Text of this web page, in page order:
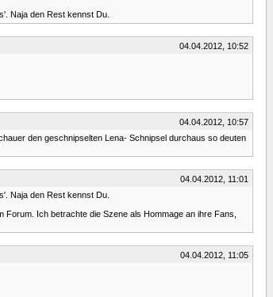
Naja den Rest kennst Du.
04.04.2012, 10:52
04.04.2012, 10:57
den geschnipselten Lena- Schnipsel durchaus so deuten
04.04.2012, 11:01
Naja den Rest kennst Du.
Ich betrachte die Szene als Hommage an ihre Fans,
04.04.2012, 11:05